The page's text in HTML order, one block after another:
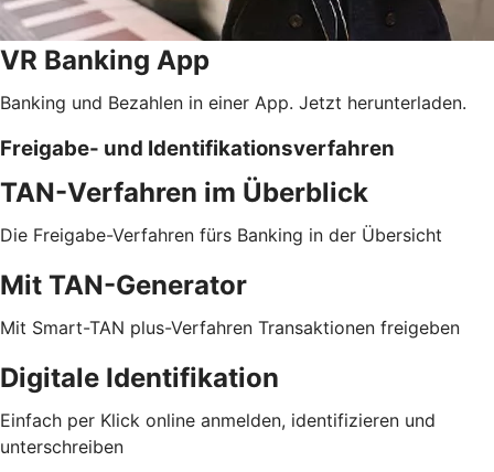
VR Banking App
Banking und Bezahlen in einer App. Jetzt herunterladen.
Freigabe- und Identifikationsverfahren
TAN-Verfahren im Überblick
Die Freigabe-Verfahren fürs Banking in der Übersicht
Mit TAN-Generator
Mit Smart-TAN plus-Verfahren Transaktionen freigeben
Digitale Identifikation
Einfach per Klick online anmelden, identifizieren und
unterschreiben